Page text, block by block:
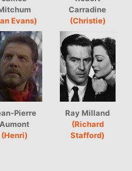
Evans)
Carradine
(Christie)
Pierre
Aumont
(Henri)
Ray Milland
(Richard
Stafford)